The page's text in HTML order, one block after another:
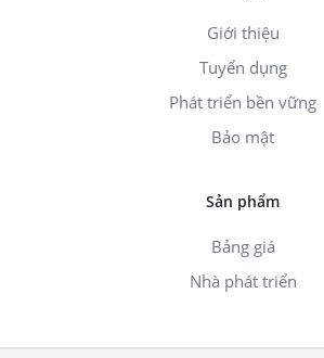
Giới thiệu
Tuyển dụng
Phát triển bền vững
Bảo mật
Sản phẩm
Bảng giá
Nhà phát triển